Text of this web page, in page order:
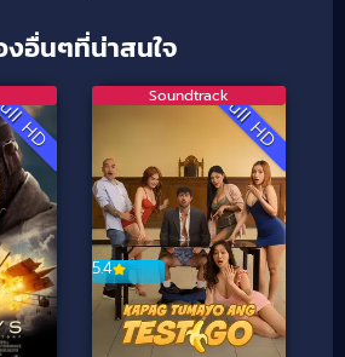
งอื่นๆที่น่าสนใจ
HD Full HD
5.4
Soundtrack